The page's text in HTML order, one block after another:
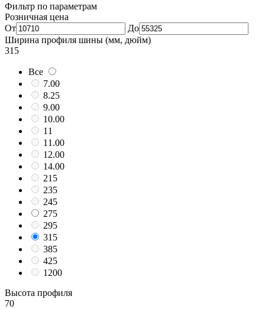
Фильтр по параметрам
Розничная цена
От
До
Ширина профиля шины (мм, дюйм)
315
Все
7.00
8.25
9.00
10.00
11
11.00
12.00
14.00
215
235
245
275
295
315
385
425
1200
Высота профиля
70